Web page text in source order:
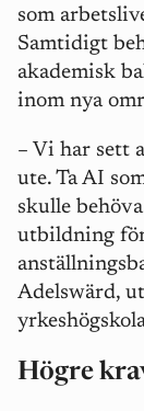
som
Samtidigt
akademisk
inom nya
– Vi har sett
ute. Ta AI
skulle
utbildning
Adelswärd,
Högre